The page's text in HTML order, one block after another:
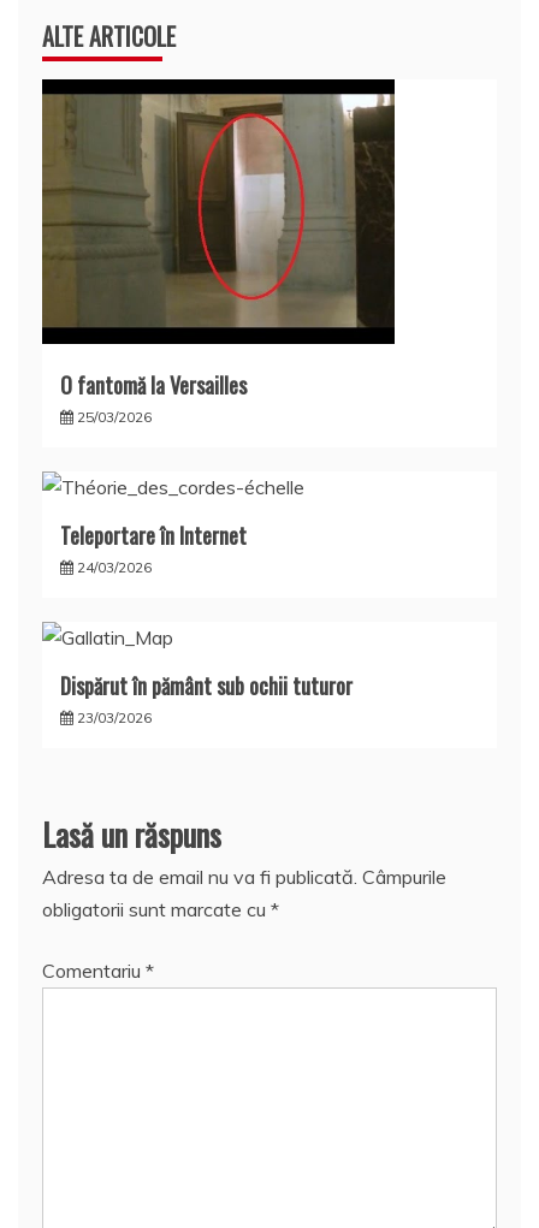
ALTE ARTICOLE
O fantomă la Versailles
25/03/2026
Teleportare în Internet
24/03/2026
Dispărut în pământ sub ochii tuturor
23/03/2026
Lasă un răspuns
Adresa ta de email nu va fi publicată. Câmpurile
obligatorii sunt marcate cu *
Comentariu *